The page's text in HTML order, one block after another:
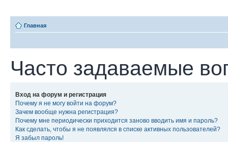
Главная
Часто задаваемые
Вход на форум и регистрация
Почему я не могу войти на форум?
Зачем вообще нужна регистрация?
Почему мне периодически приходится заново вводить имя и пароль?
Как сделать, чтобы я не появлялся в списке активных пользователей?
Я забыл пароль!